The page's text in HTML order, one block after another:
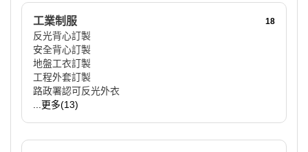
工業制服 18
反光背心訂製
安全背心訂製
地盤工衣訂製
工程外套訂製
路政署認可反光外衣
...更多(13)